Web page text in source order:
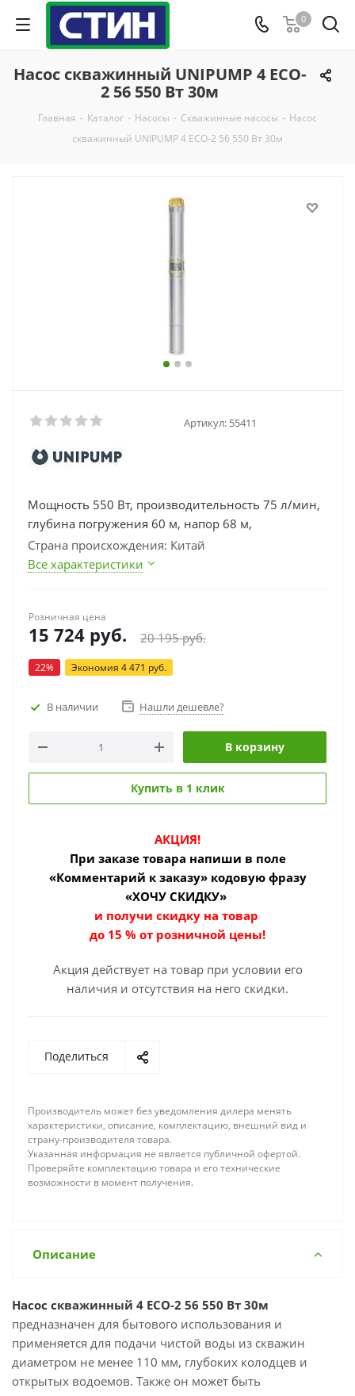
0
Насос скважинный UNIPUMP 4 ECO-
2 56 550 Вт 30м
Главная - Каталог - Насосы - Скважинные насосы - Насос
скважинный UNIPUMP 4 ECO-2 56 550 Вт 30м
Артикул: 55411
Мощность 550 Вт, производительность 75 л/мин,
глубина погружения 60 м, напор 68 м,
Страна происхождения: Китай
Все характеристики
Розничная цена
15 724 руб. 20 195руб.
22% Экономия 4 471 руб.
В наличии Нашли дешевле?
В корзину
Купить в 1 клик
АКЦИЯ!
При заказе товара напиши в поле
«Комментарий к заказу» кодовую фразу
«ХОЧУ СКИДКУ»
и получи скидку на товар
до 15 % от розничной цены!
Акция действует на товар при условии его
наличия и отсутствия на него скидки.
Поделиться
Производитель может без уведомления дилера менять
характеристики, описание, комплектацию, внешний вид и
страну-производителя товара.
Указанная информация не является публичной офертой.
Проверяйте комплектацию товара и его технические
возможности в момент получения.
Описание
Насос скважинный 4 ECO-2 56 550 Вт 30м
предназначен для бытового использования и
применяется для подачи чистой воды из скважин
диаметром не менее 110 мм, глубоких колодцев и
открытых водоемов. Также он может быть